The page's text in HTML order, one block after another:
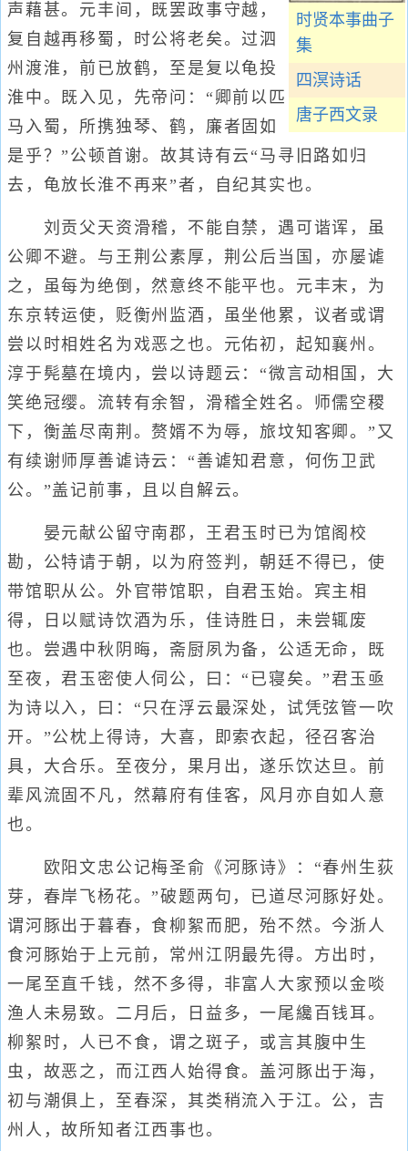
时贤本事曲子
集
四溟诗话
唐子西文录
声藉甚。元丰间，既罢政事守越，
复自越再移蜀，时公将老矣。过泗
州渡淮，前已放鹤，至是复以龟投
淮中。既入见，先帝问：“卿前以匹
马入蜀，所携独琴、鹤，廉者固如
是乎？”公顿首谢。故其诗有云“马寻旧路如归
去，龟放长淮不再来”者，自纪其实也。
刘贡父天资滑稽，不能自禁，遇可谐诨，虽
公卿不避。与王荆公素厚，荆公后当国，亦屡谑
之，虽每为绝倒，然意终不能平也。元丰末，为
东京转运使，贬衡州监酒，虽坐他累，议者或谓
尝以时相姓名为戏恶之也。元佑初，起知襄州。
淳于髡墓在境内，尝以诗题云：“微言动相国，大
笑绝冠缨。流转有余智，滑稽全姓名。师儒空稷
下，衡盖尽南荆。赘婿不为辱，旅坟知客卿。”又
有续谢师厚善谑诗云：“善谑知君意，何伤卫武
公。”盖记前事，且以自解云。
晏元献公留守南郡，王君玉时已为馆阁校
勘，公特请于朝，以为府签判，朝廷不得已，使
带馆职从公。外官带馆职，自君玉始。宾主相
得，日以赋诗饮酒为乐，佳诗胜日，未尝辄废
也。尝遇中秋阴晦，斋厨夙为备，公适无命，既
至夜，君玉密使人伺公，曰：“已寝矣。”君玉亟
为诗以入，曰：“只在浮云最深处，试凭弦管一吹
开。”公枕上得诗，大喜，即索衣起，径召客治
具，大合乐。至夜分，果月出，遂乐饮达旦。前
辈风流固不凡，然幕府有佳客，风月亦自如人意
也。
欧阳文忠公记梅圣俞《河豚诗》：“春州生荻
芽，春岸飞杨花。”破题两句，已道尽河豚好处。
谓河豚出于暮春，食柳絮而肥，殆不然。今浙人
食河豚始于上元前，常州江阴最先得。方出时，
一尾至直千钱，然不多得，非富人大家预以金啖
渔人未易致。二月后，日益多，一尾纔百钱耳。
柳絮时，人已不食，谓之斑子，或言其腹中生
虫，故恶之，而江西人始得食。盖河豚出于海，
初与潮俱上，至春深，其类稍流入于江。公，吉
州人，故所知者江西事也。